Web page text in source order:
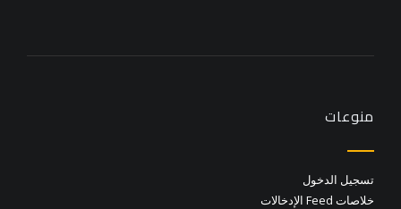
منوعات
تسجيل الدخول
خلاصات Feed الإدخالات